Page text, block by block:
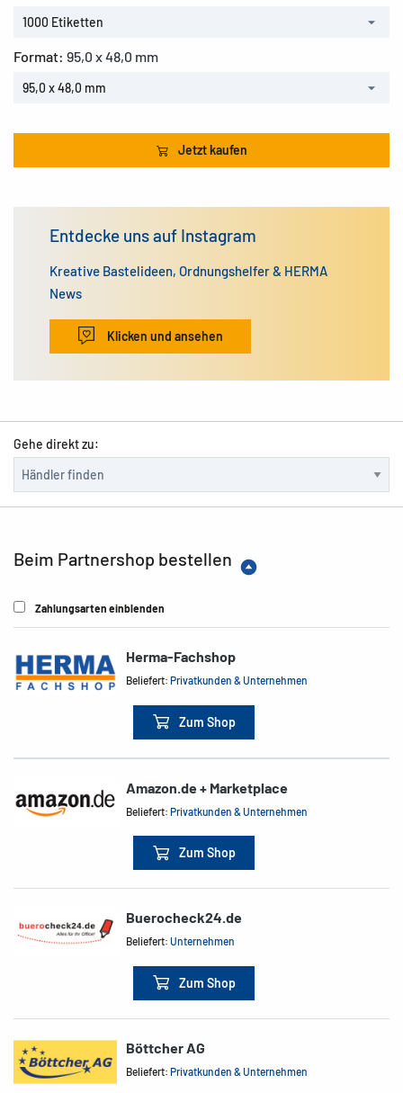
1000 Etiketten
Format: 95,0 x 48,0 mm
95,0 x 48,0 mm
Jetzt kaufen
Entdecke uns auf Instagram
Kreative Bastelideen, Ordnungshelfer & HERMA
News
Klicken und ansehen
Gehe direkt zu:
Beim Partnershop bestellen
Zahlungsarten einblenden
Herma-Fachshop
Beliefert:Privatkunden & Unternehmen
Zum Shop
Amazon.de + Marketplace
Beliefert:Privatkunden & Unternehmen
Zum Shop
Buerocheck24.de
Beliefert:Unternehmen
Zum Shop
Böttcher AG
Beliefert:Privatkunden & Unternehmen